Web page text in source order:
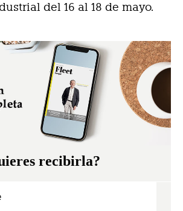
del 16 al 18 de mayo.
recibirla?